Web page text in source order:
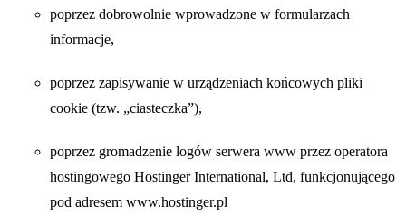
poprzez dobrowolnie wprowadzone w formularzach
informacje,
poprzez zapisywanie w urządzeniach końcowych pliki
cookie (tzw. „ciasteczka”),
poprzez gromadzenie logów serwera www przez operatora
hostingowego Hostinger International, Ltd, funkcjonującego
pod adresem www.hostinger.pl